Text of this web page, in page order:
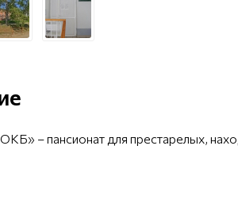
– пансионат для престарелых,